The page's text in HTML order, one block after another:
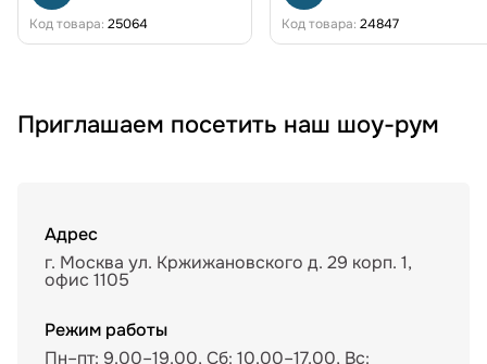
Код товара: 25064
Код товара: 24847
Приглашаем посетить наш шоу-рум
Адрес
г. Москва ул. Кржижановского д. 29 корп. 1,
офис 1105
Режим работы
Пн–пт: 9.00–19.00, Сб: 10.00–17.00, Вс: